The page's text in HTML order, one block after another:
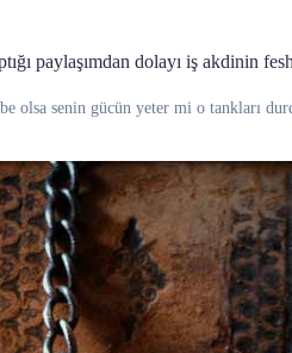
paylaşımdan dolayı iş akdinin
olsa senin gücün yeter mi o tankları